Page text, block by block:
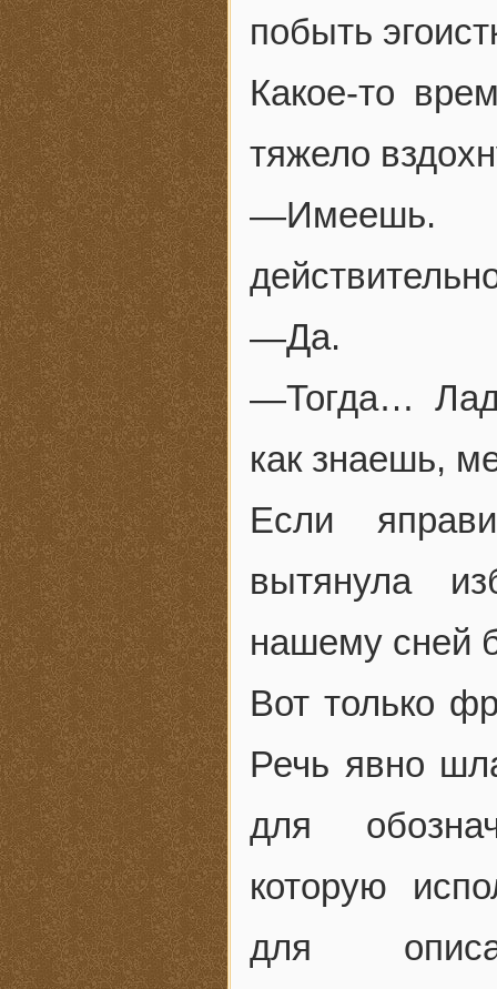
побыть
Какое-то
тяжело
—Имеешь.
—Да.
—Тогда…
как знаешь,
Если
вытянула
нашему сней
Вот только
Речь явно
для
которую
для